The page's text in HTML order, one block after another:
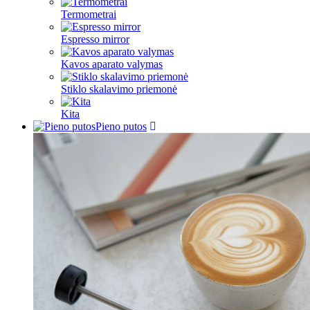
Termometrai
Espresso mirror
Kavos aparato valymas
Stiklo skalavimo priemonė
Kita
Pieno putos